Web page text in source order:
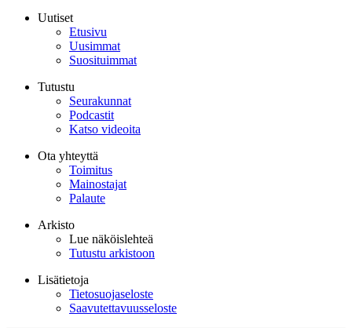
Uutiset
Etusivu
Uusimmat
Suosituimmat
Tutustu
Seurakunnat
Podcastit
Katso videoita
Ota yhteyttä
Toimitus
Mainostajat
Palaute
Arkisto
Lue näköislehteä
Tutustu arkistoon
Lisätietoja
Tietosuojaseloste
Saavutettavuusseloste